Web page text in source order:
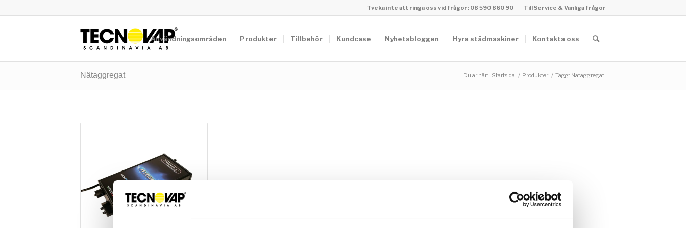
Till Service & Vanliga frågor
Tveka inte att ringa oss vid frågor: 08 590 860 90
Användningsområden Produkter Tillbehör Kundcase Nyhetsbloggen Hyra städmaskiner Kontakta oss
Nätaggregat Du är här: Startsida / Produkter / Tagg: Nätaggregat